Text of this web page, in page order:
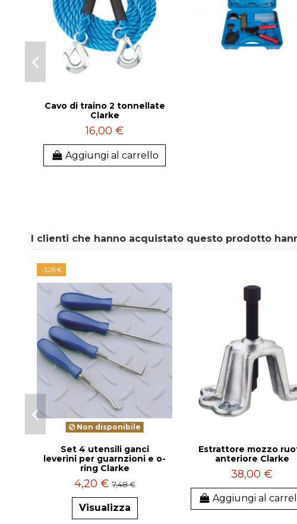
Cavo di traino 2 tonnellate
Clarke
16,00 €
Aggiungi al carrello
I clienti che hanno acquistato questo prodotto
-3,28 €
Non disponibile
Set 4 utensili ganci
leverini per guarnzioni e o-
ring Clarke
4,20 €7,48 €
Visualizza
Estrattore mozzo
anteriore Clarke
38,00 €
Aggiungi al